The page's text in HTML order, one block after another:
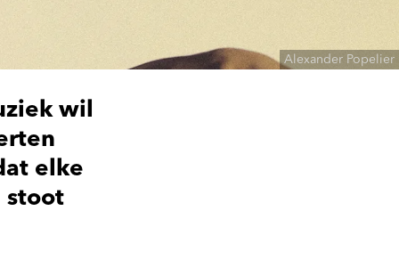
Alexander Popelier
wil
elke
stoot